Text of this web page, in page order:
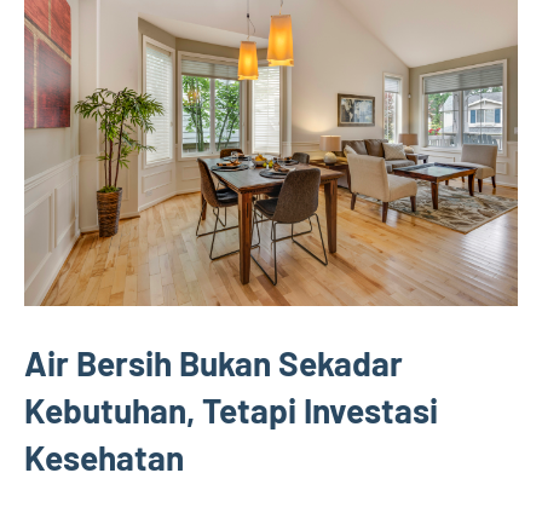
Air Bersih Bukan Sekadar
Kebutuhan, Tetapi Investasi
Kesehatan